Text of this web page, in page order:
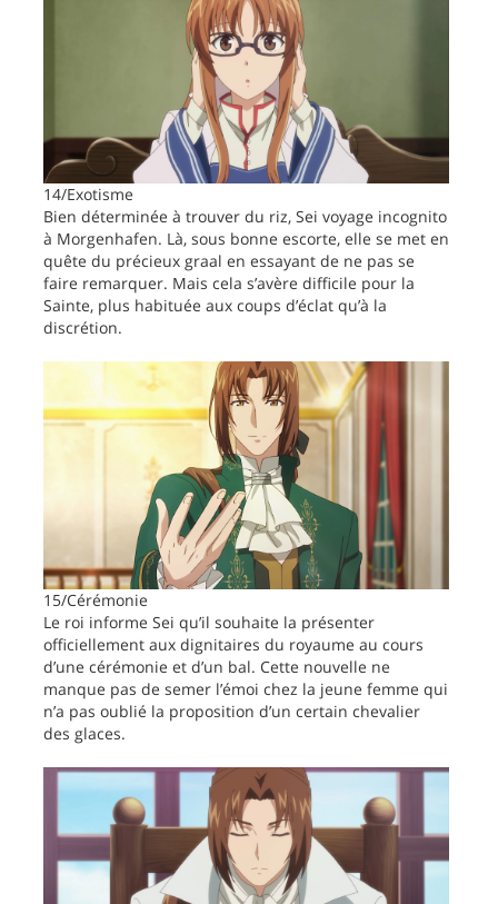
14/Exotisme
Bien déterminée à trouver du riz, Sei voyage incognito
à Morgenhafen. Là, sous bonne escorte, elle se met en
quête du précieux graal en essayant de ne pas se
faire remarquer. Mais cela s’avère difficile pour la
Sainte, plus habituée aux coups d’éclat qu’à la
discrétion.
15/Cérémonie
Le roi informe Sei qu’il souhaite la présenter
officiellement aux dignitaires du royaume au cours
d’une cérémonie et d’un bal. Cette nouvelle ne
manque pas de semer l’émoi chez la jeune femme qui
n’a pas oublié la proposition d’un certain chevalier
des glaces.